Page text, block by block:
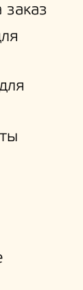
заказ